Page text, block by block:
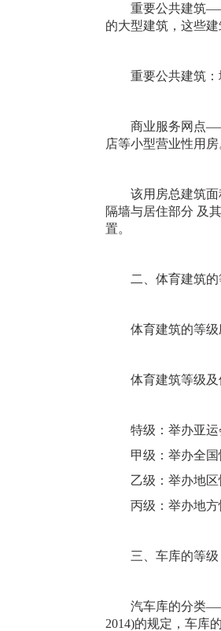
重要公共建筑——
的大型建筑，这些
重要公共建筑：地
商业服务网点——
店等小型营业性用房
该用房总建筑面积
隔墙与居住部分 及
置。
二、体育建筑的
体育建筑的等级
体育建筑等级及
特级：举办亚运
甲级：举办全国
乙级：举办地区
丙级：举办地方
三、车库的等级
汽车库的分类——
2014)的规定，车库